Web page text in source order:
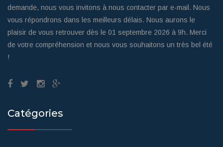
demande, nous vous invitons à nous contacter par e-mail. Nous
vous répondrons dans les meilleurs délais. Nous aurons le
plaisir de vous retrouver dès le 01 septembre 2026 à 9h. Merci
de votre compréhension et nous vous souhaitons un très bel été
!
Catégories